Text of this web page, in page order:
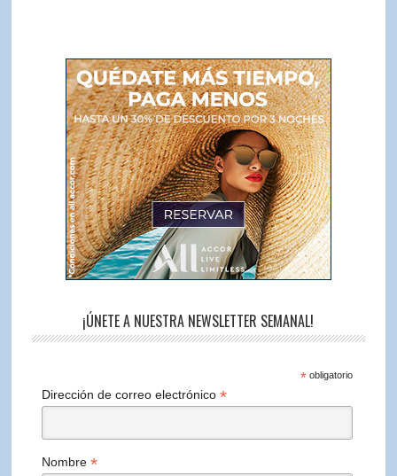
¡ÚNETE A NUESTRA NEWSLETTER SEMANAL!
*obligatorio
Dirección de correo electrónico*
Nombre*